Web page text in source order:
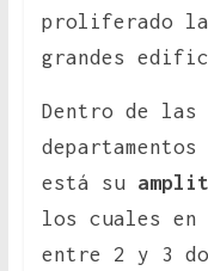
proliferado la
grandes
Dentro de
está su
los cuales en
entre 2 y 3